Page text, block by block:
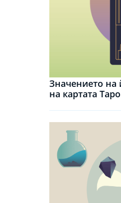
Значението на
на картата